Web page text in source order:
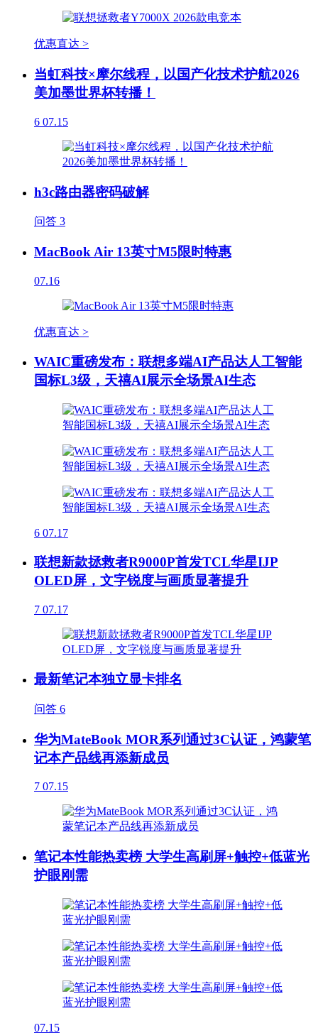
优惠直达 >
当虹科技×摩尔线程，以国产化技术护航2026
美加墨世界杯转播！
6 07.15
h3c路由器密码破解
问答 3
MacBook Air 13英寸M5限时特惠
07.16
优惠直达 >
WAIC重磅发布：联想多端AI产品达人工智能
国标L3级，天禧AI展示全场景AI生态
6 07.17
联想新款拯救者R9000P首发TCL华星IJP
OLED屏，文字锐度与画质显著提升
7 07.17
最新笔记本独立显卡排名
问答 6
华为MateBook MOR系列通过3C认证，鸿蒙笔
记本产品线再添新成员
7 07.15
笔记本性能热卖榜 大学生高刷屏+触控+低蓝光
护眼刚需
07.15